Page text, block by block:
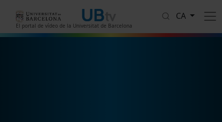
El portal de vídeo de la Universitat de Barcelona
CA